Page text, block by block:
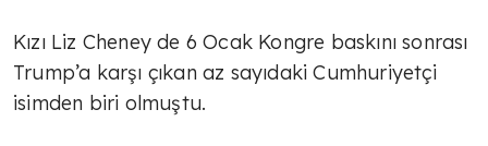
Kızı Liz Cheney de 6 Ocak Kongre baskını sonrası
Trump’a karşı çıkan az sayıdaki Cumhuriyetçi
isimden biri olmuştu.